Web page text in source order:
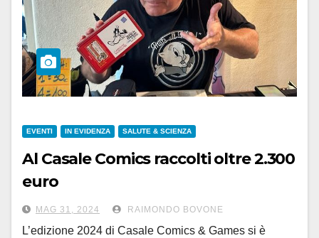
EVENTI IN EVIDENZA SALUTE & SCIENZA
Al Casale Comics raccolti oltre 2.300
euro
per la ricerca del DAIRI
MAG 31, 2024 RAIMONDO BOVONE
L’edizione 2024 di Casale Comics & Games si è